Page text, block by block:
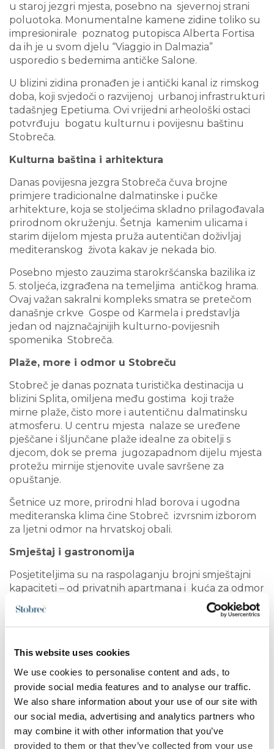
This website uses cookies
We use cookies to personalise content and ads, to
provide social media features and to analyse our traffic.
We also share information about your use of our site with
our social media, advertising and analytics partners who
may combine it with other information that you’ve
provided to them or that they’ve collected from your use
u staroj jezgri mjesta, posebno na sjevernoj strani
poluotoka. Monumentalne kamene zidine toliko su
impresionirale poznatog putopisca Alberta Fortisa
da ih je u svom djelu “Viaggio in Dalmazia”
usporedio s bedemima antičke Salone.
U blizini zidina pronađen je i antički kanal iz rimskog
doba, koji svjedoči o razvijenoj urbanoj infrastrukturi
tadašnjeg Epetiuma. Ovi vrijedni arheološki ostaci
potvrđuju bogatu kulturnu i povijesnu baštinu
Stobreča.
Kulturna baština i arhitektura
Danas povijesna jezgra Stobreča čuva brojne
primjere tradicionalne dalmatinske i pučke
arhitekture, koja se stoljećima skladno prilagođavala
prirodnom okruženju. Šetnja kamenim ulicama i
starim dijelom mjesta pruža autentičan doživljaj
mediteranskog života kakav je nekada bio.
Posebno mjesto zauzima starokršćanska bazilika iz
5. stoljeća, izgrađena na temeljima antičkog hrama.
Ovaj važan sakralni kompleks smatra se pretečom
današnje crkve Gospe od Karmela i predstavlja
jedan od najznačajnijih kulturno-povijesnih
spomenika Stobreča.
Plaže, more i odmor u Stobreču
Stobreč je danas poznata turistička destinacija u
blizini Splita, omiljena među gostima koji traže
mirne plaže, čisto more i autentičnu dalmatinsku
atmosferu. U centru mjesta nalaze se uređene
pješčane i šljunčane plaže idealne za obitelji s
djecom, dok se prema jugozapadnom dijelu mjesta
protežu mirnije stjenovite uvale savršene za
opuštanje.
Šetnice uz more, prirodni hlad borova i ugodna
mediteranska klima čine Stobreč izvrsnim izborom
za ljetni odmor na hrvatskoj obali.
Smještaj i gastronomija
Posjetiteljima su na raspolaganju brojni smještajni
kapaciteti – od privatnih apartmana i kuća za odmor
do modernog i višestruko nagrađivanog kampa uz
more. Stobreč nudi kvalitetan smještaj za obitelji,
parove i sve ljubitelje opuštenog mediteranskog
tradicionalne dalmatinske konobe, restorane i
moderne kafeterije koje nude svježu ribu, morske
specijalitete, domaću tjesteninu, maslinovo ulje i
vina iz okolice Splita i Dalmacije. Lokalna
gastronomija temelji se na autentičnim okusima,
svježim sastojcima i mediteranskoj tradiciji.